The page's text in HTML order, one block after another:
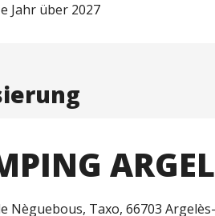
Jahr über 2027
Nèguebous, Taxo, 66703